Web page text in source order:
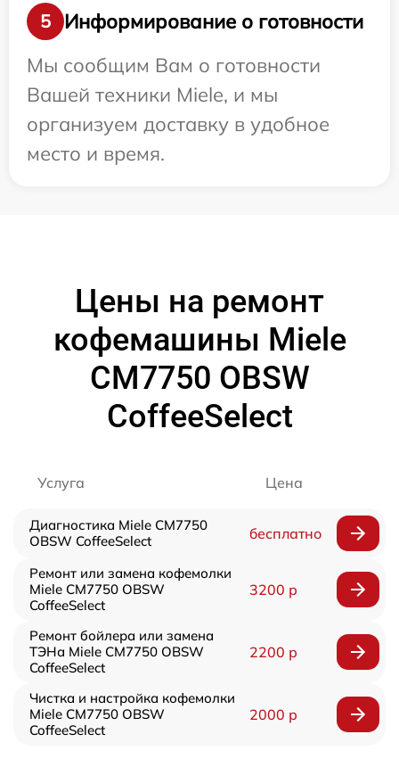
5
Информирование о готовности
Мы сообщим Вам о готовности
Вашей техники Miele, и мы
организуем доставку в удобное
место и время.
Цены на ремонт
кофемашины Miele
CM7750 OBSW
CoffeeSelect
Услуга Цена
Диагностика Miele CM7750
OBSW CoffeeSelect
бесплатно
Ремонт или замена кофемолки
Miele CM7750 OBSW
CoffeeSelect
3200 р
Ремонт бойлера или замена
ТЭНа Miele CM7750 OBSW
CoffeeSelect
2200 р
Чистка и настройка кофемолки
Miele CM7750 OBSW
CoffeeSelect
2000 р